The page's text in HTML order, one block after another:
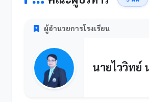
ผู้อำนวยการโรงเรียน